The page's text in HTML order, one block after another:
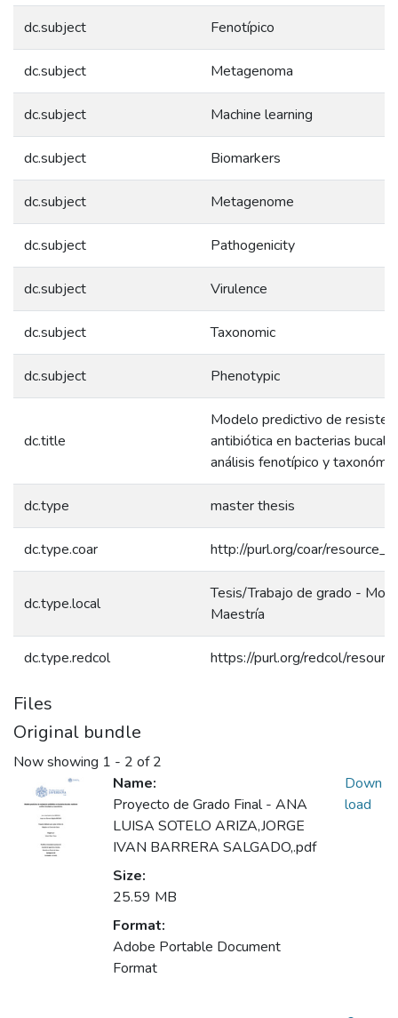
dc.subject Fenotípico
dc.subject Metagenoma
dc.subject Machine learning
dc.subject Biomarkers
dc.subject Metagenome
dc.subject Pathogenicity
dc.subject Virulence
dc.subject Taxonomic
dc.subject Phenotypic
dc.title
Modelo predictivo de
antibiótica en bacterias
análisis fenotípico y
dc.type master thesis
dc.type.coar http://purl.org/coar/
dc.type.local
Tesis/Trabajo de grado -
Maestría
dc.type.redcol https://purl.org/redcol/
Files
Original bundle
Now showing 1 - 2 of 2
Name:
Proyecto de Grado Final - ANA
LUISA SOTELO ARIZA,JORGE
IVAN BARRERA SALGADO,.pdf
Size:
25.59 MB
Format:
Adobe Portable Document
Format
Down
load